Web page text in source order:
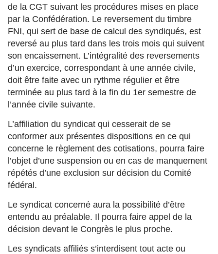
de la CGT suivant les procédures mises en place
par la Confédération. Le reversement du timbre
FNI, qui sert de base de calcul des syndiqués, est
reversé au plus tard dans les trois mois qui suivent
son encaissement. L’intégralité des reversements
d’un exercice, correspondant à une année civile,
doit être faite avec un rythme régulier et être
terminée au plus tard à la fin du 1er semestre de
l’année civile suivante.
L’affiliation du syndicat qui cesserait de se
conformer aux présentes dispositions en ce qui
concerne le règlement des cotisations, pourra faire
l’objet d’une suspension ou en cas de manquement
répétés d’une exclusion sur décision du Comité
fédéral.
Le syndicat concerné aura la possibilité d’être
entendu au préalable. Il pourra faire appel de la
décision devant le Congrès le plus proche.
Les syndicats affiliés s’interdisent tout acte ou